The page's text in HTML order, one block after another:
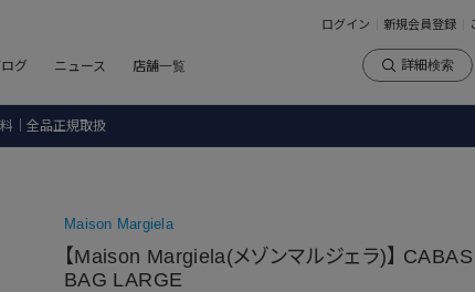
ログイン 新規会員登録
グ ニュース 店舗一覧 詳細検索
｜全品正規取扱
Maison Margiela
【Maison Margiela(メゾンマルジェラ)】
BAG LARGE